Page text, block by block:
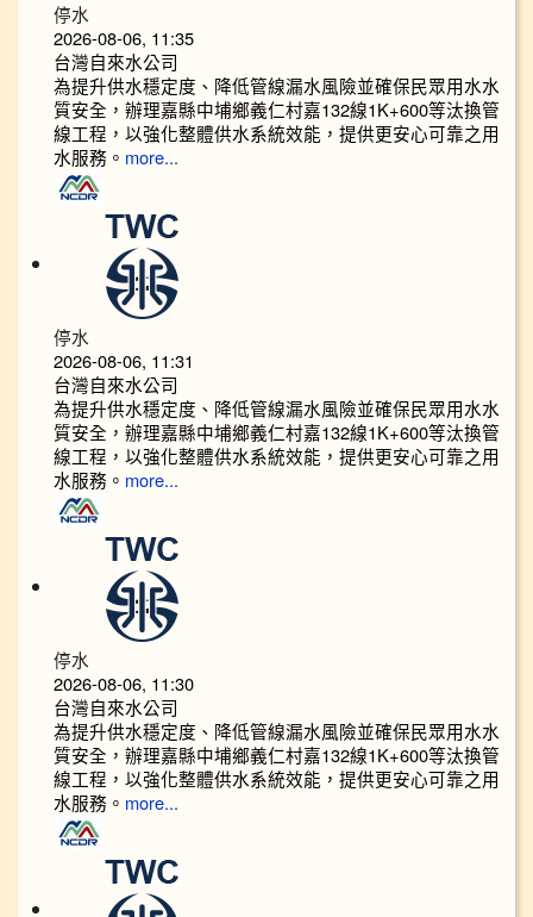
停水
2026-08-06, 11:35
台灣自來水公司
為提升供水穩定度、降低管線漏水風險並確保民眾用水水
質安全，辦理嘉縣中埔鄉義仁村嘉132線1K+600等汰換管
線工程，以強化整體供水系統效能，提供更安心可靠之用
水服務。 more...
停水
2026-08-06, 11:31
台灣自來水公司
為提升供水穩定度、降低管線漏水風險並確保民眾用水水
質安全，辦理嘉縣中埔鄉義仁村嘉132線1K+600等汰換管
線工程，以強化整體供水系統效能，提供更安心可靠之用
水服務。 more...
停水
2026-08-06, 11:30
台灣自來水公司
為提升供水穩定度、降低管線漏水風險並確保民眾用水水
質安全，辦理嘉縣中埔鄉義仁村嘉132線1K+600等汰換管
線工程，以強化整體供水系統效能，提供更安心可靠之用
水服務。 more...